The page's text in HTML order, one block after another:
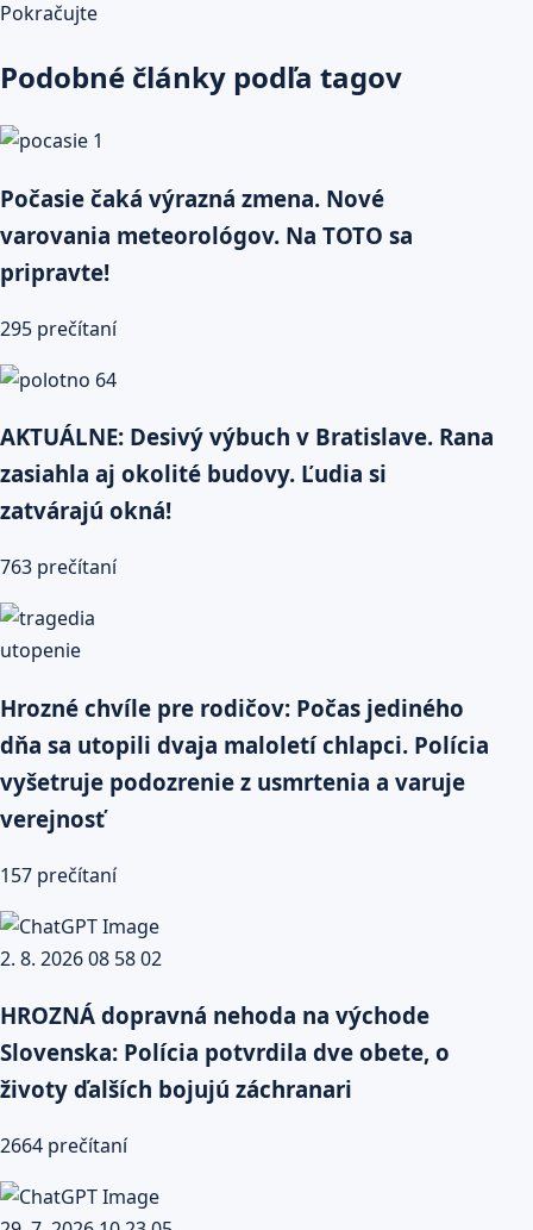
Pokračujte
Podobné články podľa tagov
Počasie čaká výrazná zmena. Nové
varovania meteorológov. Na TOTO sa
pripravte!
295 prečítaní
AKTUÁLNE: Desivý výbuch v Bratislave. Rana
zasiahla aj okolité budovy. Ľudia si
zatvárajú okná!
763 prečítaní
Hrozné chvíle pre rodičov: Počas jediného
dňa sa utopili dvaja maloletí chlapci. Polícia
vyšetruje podozrenie z usmrtenia a varuje
verejnosť
157 prečítaní
HROZNÁ dopravná nehoda na východe
Slovenska: Polícia potvrdila dve obete, o
životy ďalších bojujú záchranari
2664 prečítaní